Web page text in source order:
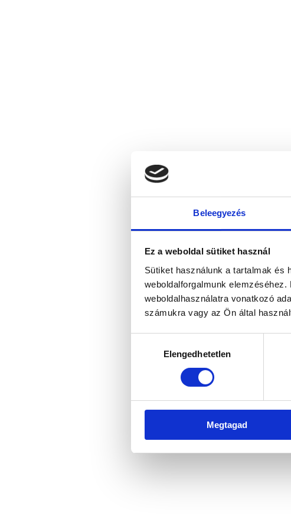
Beleegyezés
Ez a weboldal sütiket használ
Sütiket használunk a tartalmak és
weboldalforgalmunk
weboldalhasználatra vonatkozó
számukra vagy az Ön által
kiválasztásaElengedhetetlen
Megtagad
Application error: a client-side